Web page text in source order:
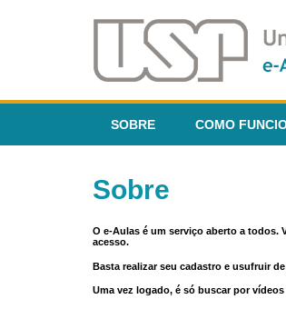
SOBRE COMO
Sobre
O e-Aulas é um serviço aberto a todos.
acesso.
Basta realizar seu cadastro e usufruir
Uma vez logado, é só buscar por